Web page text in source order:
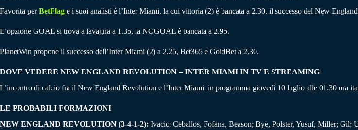
Favorita perBetFlag e i suoi analisti è l’Inter Miami, la cui vittoria (2) è bancata a 2.30, il successo del New
L’opzione GOAL si trova a lavagna a 1.35, la NOGOAL è bancata a 2.95.
PlanetWin propone il successo dell’Inter Miami (2) a 2.25, Bet365 e GoldBet a 2.30.
DOVE VEDERE NEW ENGLAND REVOLUTION – INTER MIAMI IN TV E STREAMING
L’incontro di calcio fra il New England Revolution e l’Inter Miami, in programma giovedì 10 luglio alle 01.30 ora
LE PROBABILI FORMAZIONI
NEW ENGLAND REVOLUTION (3-4-1-2): Ivacic; Ceballos, Fofana, Beason; Bye, Polster, Yusuf, Miller; Gil;